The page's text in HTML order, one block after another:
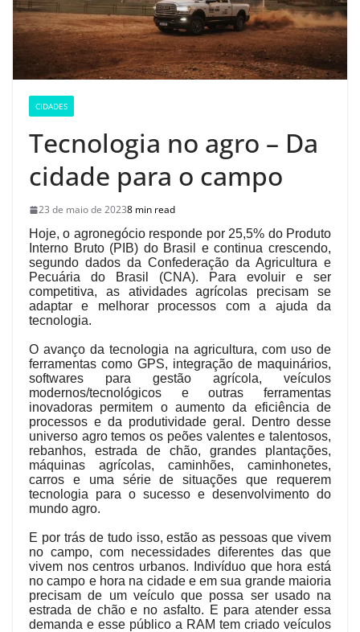
CIDADES
Tecnologia no agro – Da
cidade para o campo
23 de maio de 20238 min read
Hoje, o agronegócio responde por 25,5% do Produto
Interno Bruto (PIB) do Brasil e continua crescendo,
segundo dados da Confederação da Agricultura e
Pecuária do Brasil (CNA). Para evoluir e ser
competitiva, as atividades agrícolas precisam se
adaptar e melhorar processos com a ajuda da
tecnologia.
O avanço da tecnologia na agricultura, com uso de
ferramentas como GPS, integração de maquinários,
softwares para gestão agrícola, veículos
modernos/tecnológicos e outras ferramentas
inovadoras permitem o aumento da eficiência de
processos e da produtividade geral. Dentro desse
universo agro temos os peões valentes e talentosos,
rebanhos, estrada de chão, grandes plantações,
máquinas agrícolas, caminhões, caminhonetes,
carros e uma série de situações que requerem
tecnologia para o sucesso e desenvolvimento do
mundo agro.
E por trás de tudo isso, estão as pessoas que vivem
no campo, com necessidades diferentes das que
vivem nos centros urbanos. Indivíduo que hora está
no campo e hora na cidade e em sua grande maioria
precisam de um veículo que possa ser usado na
estrada de chão e no asfalto. E para atender essa
demanda e esse público a RAM tem criado veículos